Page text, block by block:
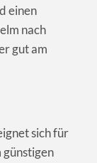
einen
nach
gut am
sich für
günstigen